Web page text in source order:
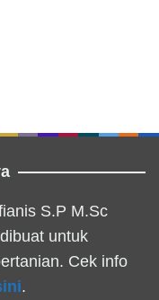
S.P M.Sc
untuk
Cek info
.